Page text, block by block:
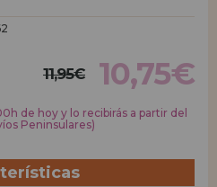
especiales para la distribución.
DISTRIBUIDOR
11,95€ 10,75€
de hoy y lo recibirás a partir del
Peninsulares)